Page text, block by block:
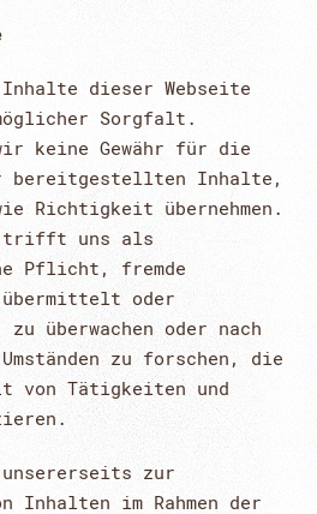
dieser Webseite
Sorgfalt.
keine Gewähr für die
bereitgestellten Inhalte,
Richtigkeit übernehmen.
trifft uns als
Pflicht, fremde
oder
überwachen oder nach
zu forschen, die
von Tätigkeiten und
zur
Inhalten im Rahmen der